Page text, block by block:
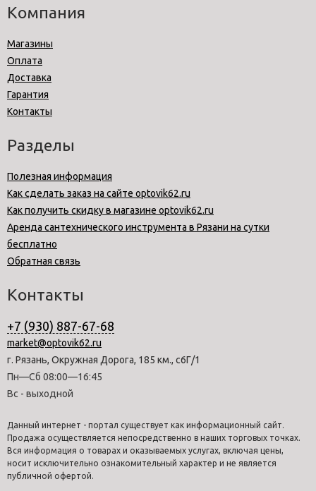
Компания
Магазины
Оплата
Доставка
Гарантия
Контакты
Разделы
Полезная информация
Как сделать заказ на сайте optovik62.ru
Как получить скидку в магазине optovik62.ru
Аренда сантехнического инструмента в Рязани на сутки
бесплатно
Обратная связь
Контакты
+7 (930) 887-67-68
market@optovik62.ru
г. Рязань, Окружная Дорога, 185 км., с6Г/1
Пн—Сб 08:00—16:45
Вс - выходной
Данный интернет - портал существует как информационный сайт.
Продажа осуществляется непосредственно в наших торговых точках.
Вся информация о товарах и оказываемых услугах, включая цены,
носит исключительно ознакомительный характер и не является
публичной офертой.